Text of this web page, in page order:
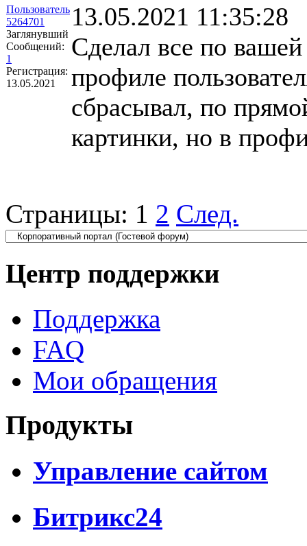
Пользователь
5264701
Заглянувший
Сообщений:
1
Регистрация:
13.05.2021
13.05.2021 11:35:28
Сделал все по
профиле
сбрасывал, по
картинки, но в
Страницы: 1 2 След.
Центр поддержки
Поддержка
FAQ
Мои обращения
Продукты
Управление сайтом
Битрикс24